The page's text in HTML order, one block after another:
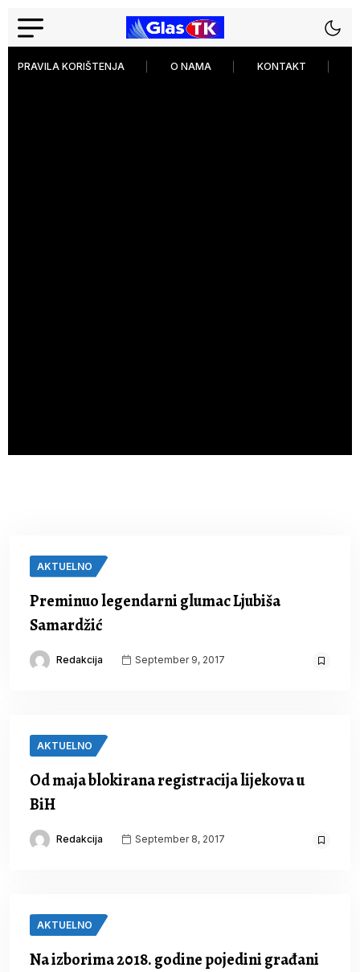
PRAVILA KORIŠTENJA O NAMA KONTAKT
AKTUELNO
Preminuo legendarni glumac Ljubiša
Samardžić
Redakcija September 9, 2017
AKTUELNO
Od maja blokirana registracija lijekova u
BiH
Redakcija September 8, 2017
AKTUELNO
Na izborima 2018. godine pojedini građani